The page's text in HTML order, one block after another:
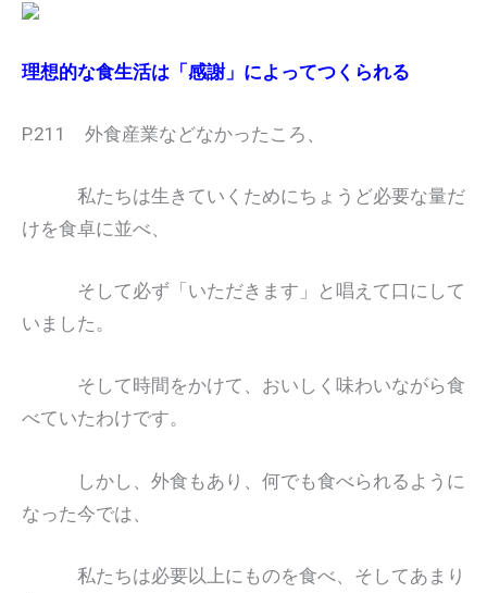
理想的な食生活は「感謝」によってつくられる
P.211 外食産業などなかったころ、
私たちは生きていくためにちょうど必要な量だ
けを食卓に並べ、
そして必ず「いただきます」と唱えて口にして
いました。
そして時間をかけて、おいしく味わいながら食
べていたわけです。
しかし、外食もあり、何でも食べられるように
なった今では、
私たちは必要以上にものを食べ、そしてあまり